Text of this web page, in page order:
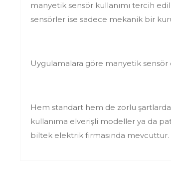
manyetik sensör kullanımı tercih
sensörler ise sadece mekanik bir
Uygulamalara göre manyetik sensör
Hem standart hem de zorlu
kullanıma elverişli modeller ya da
biltek elektrik firmasında mevcuttur.